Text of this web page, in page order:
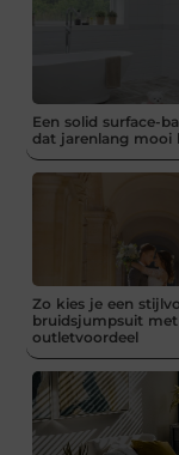
Een solid surface-
dat jarenlang mooi
Zo kies je een
bruidsjumpsuit met
outletvoordeel